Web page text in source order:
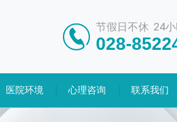
节假日不休 24
028-
医院环境 心理咨询 联系我们